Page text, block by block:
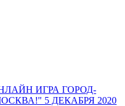
ИГРА ГОРОД-
5 ДЕКАБРЯ 2020